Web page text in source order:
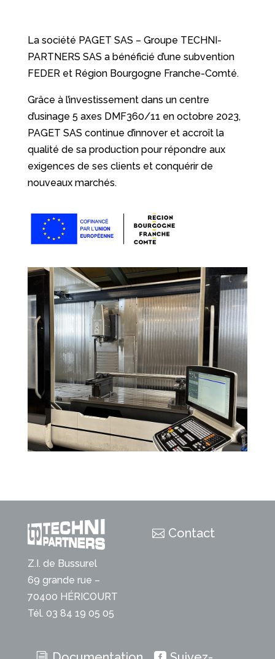
La société PAGET SAS – Groupe TECHNI-
PARTNERS SAS a bénéficié d’une subvention
FEDER et Région Bourgogne Franche-Comté.
Grâce à l’investissement dans un centre
d’usinage 5 axes DMF360/11 en octobre 2023,
PAGET SAS continue d’innover et accroît la
qualité de sa production pour répondre aux
exigences de ses clients et conquérir de
nouveaux marchés.
Z.I. de Bussurel
69 grande rue –
70400 HÉRICOURT
Tél. 03 84 19 05 05
Contact